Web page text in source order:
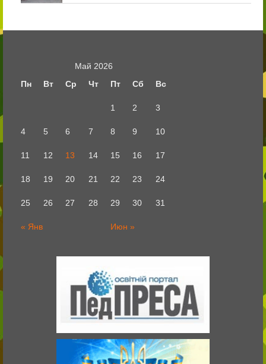
Май 2026
Пн
Вт Ср Чт Пт Сб Вс
« Янв Июн »
1 2 3
4 5 6 7 8 9 10
11 12 13 14 15 16 17
18 19 20 21 22 23 24
25 26 27 28 29 30 31